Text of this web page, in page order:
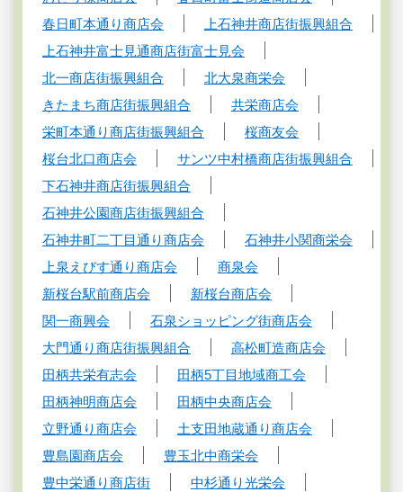
春日町本通り商店会
上石神井商店街振興組合
上石神井富士見通商店街富士見会
北一商店街振興組合
北大泉商栄会
きたまち商店街振興組合
共栄商店会
栄町本通り商店街振興組合
桜商友会
桜台北口商店会
サンツ中村橋商店街振興組合
下石神井商店街振興組合
石神井公園商店街振興組合
石神井町二丁目通り商店会
石神井小関商栄会
上泉えびす通り商店会
商泉会
新桜台駅前商店会
新桜台商店会
関一商興会
石泉ショッピング街商店会
大門通り商店街振興組合
高松町造商店会
田柄共栄有志会
田柄5丁目地域商工会
田柄神明商店会
田柄中央商店会
立野通り商店会
土支田地蔵通り商店会
豊島園商店会
豊玉北中商栄会
豊中栄通り商店街
中杉通り光栄会